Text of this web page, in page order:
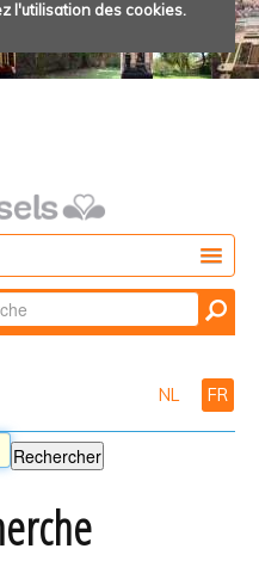
l'utilisation des cookies.
par
NL FR